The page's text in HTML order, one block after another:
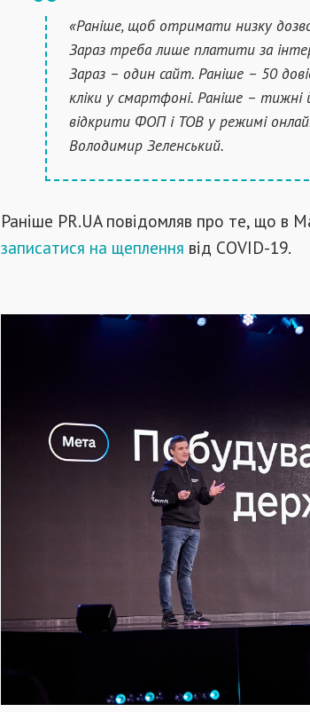
«Раніше, щоб отримати низку
Зараз треба лише платити за
Зараз – один сайт. Раніше – 50
кліки у смартфоні. Раніше – тижні
відкрити ФОП і ТОВ у режимі
Володимир Зеленський.
Раніше PR.UA повідомляв про те, що в
записатися на щеплення від COVID-19.